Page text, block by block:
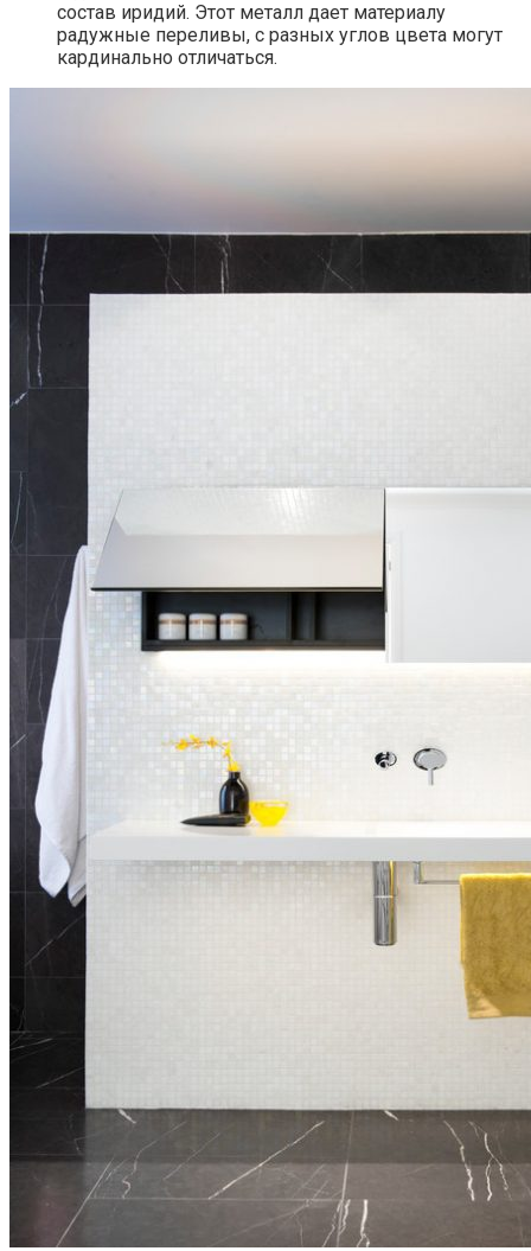
состав иридий. Этот металл дает материалу
радужные переливы, с разных углов цвета могут
кардинально отличаться.